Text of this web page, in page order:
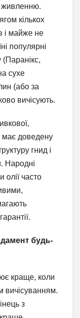
живленню.
кількох
і майже не
популярні
(Паранікс,
сухе
(або за
вичісують.
має доведену
гнид і
Народні
олії часто
будь-
краще, коли
вичісуванням.
з